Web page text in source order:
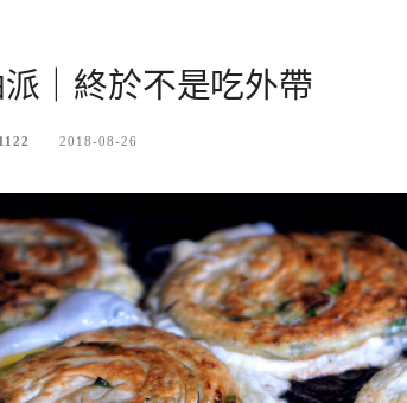
｜終於不是吃外帶
2018-08-26